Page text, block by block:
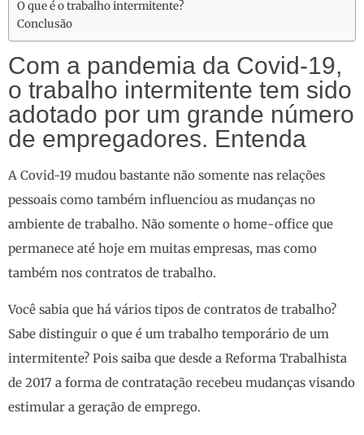
O que é o trabalho intermitente?
Conclusão
Com a pandemia da Covid-19,
o trabalho intermitente tem sido
adotado por um grande número
de empregadores. Entenda
A Covid-19 mudou bastante não somente nas relações
pessoais como também influenciou as mudanças no
ambiente de trabalho. Não somente o home-office que
permanece até hoje em muitas empresas, mas como
também nos contratos de trabalho.
Você sabia que há vários tipos de contratos de trabalho?
Sabe distinguir o que é um trabalho temporário de um
intermitente? Pois saiba que desde a Reforma Trabalhista
de 2017 a forma de contratação recebeu mudanças visando
estimular a geração de emprego.